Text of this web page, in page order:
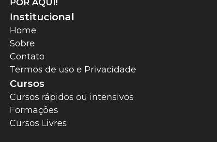
POR AQUI!
Institucional
Home
Sobre
Contato
Termos de uso e Privacidade
Cursos
Cursos rápidos ou intensivos
Formações
Cursos Livres